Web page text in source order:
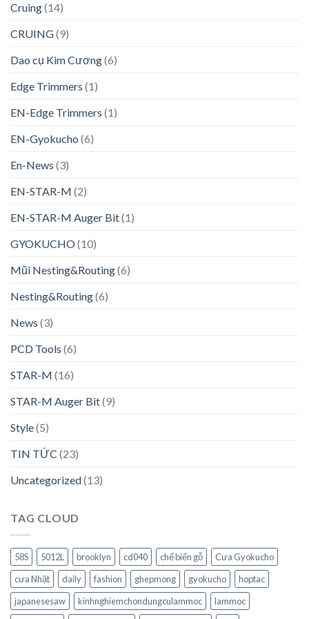
Cruing(14)
CRUING(9)
Dao cụ Kim Cương(6)
Edge Trimmers (1)
EN-Edge Trimmers (1)
EN-Gyokucho (6)
En-News (3)
EN-STAR-M (2)
EN-STAR-M Auger Bit(1)
GYOKUCHO(10)
Mũi Nesting&Routing(6)
Nesting&Routing(6)
News (3)
PCD Tools (6)
STAR-M (16)
STAR-M Auger Bit(9)
Style(5)
TIN TỨC (23)
Uncategorized(13)
TAG CLOUD
58S 5012L brooklyn cd040 chế biến gỗ
Cưa Gyokucho
cưa Nhật
daily fashion ghepmong gyokucho
hoptac
japanesesaw
kinhnghiemchondungculammoc
lammoc